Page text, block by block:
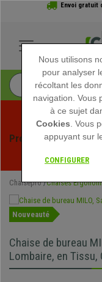
Envoi gratuit
Profitez des soldes
exclusives
Chaisepro Chaises
Nouveauté
Chaise de bureau
Lombaire, en Tissu,
Nous utilisons
pour analyser
récoltant les
navigation. Vous
à ce sujet
Cookies . Vous
appuyant sur
CONFIGURER